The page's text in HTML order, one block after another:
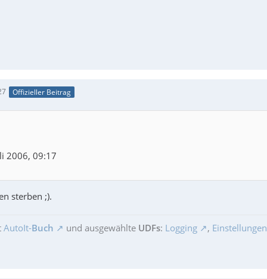
Offizieller Beitrag
2006, 09:17
sterben ;).
AutoIt-Buch und ausgewählte UDFs: Logging ,